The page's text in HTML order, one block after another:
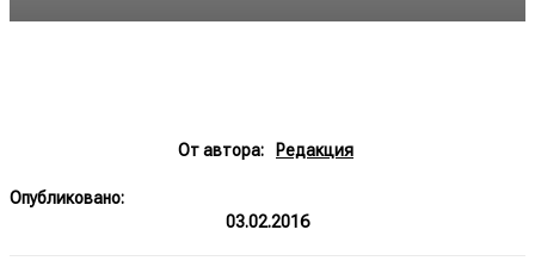
От автора: Редакция
Опубликовано:
03.02.2016